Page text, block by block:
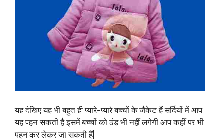
यह देखिए यह भी बहुत ही प्यारे-प्यारे बच्चों के जैकेट हैं सर्दियों में आप
यह पहन सकती है इसमें बच्चों को ठंड भी नहीं लगेगी आप कहीं पर भी
पहन कर लेकर जा सकती हैं|